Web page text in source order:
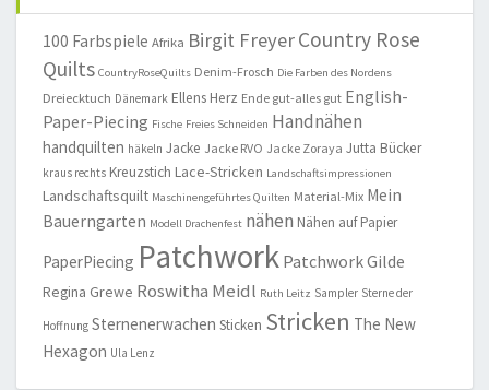
100 Farbspiele Afrika Birgit FreyerCountry Rose
Quilts CountryRoseQuilts Denim-Frosch Die Farben des Nordens
Dreiecktuch Dänemark Ellens Herz Ende gut-alles gut English-
Paper-Piecing Fische Freies Schneiden Handnähen
handquilten häkeln Jacke Jacke RVO Jacke Zoraya Jutta Bücker
kraus rechts Kreuzstich Lace-Stricken Landschaftsimpressionen
Landschaftsquilt Maschinengeführtes Quilten Material-Mix Mein
Bauerngarten Modell Drachenfest nähen Nähen auf Papier
PaperPiecing Patchwork Patchwork Gilde
Regina Grewe Roswitha Meidl Ruth Leitz Sampler Sterne der
Hoffnung Sternenerwachen Sticken Stricken The New
Hexagon Ula Lenz